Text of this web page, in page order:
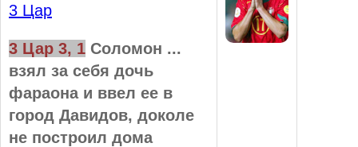
3 Цар
3 Цар 3, 1 Соломон ...
взял за себя дочь
фараона и ввел ее в
город Давидов, доколе
не построил дома